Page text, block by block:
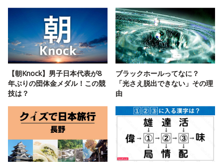
【朝Knock】男子日本代表が8
年ぶりの団体金メダル！この競
技は？
ブラックホールってなに？
「光さえ脱出できない」その理
由